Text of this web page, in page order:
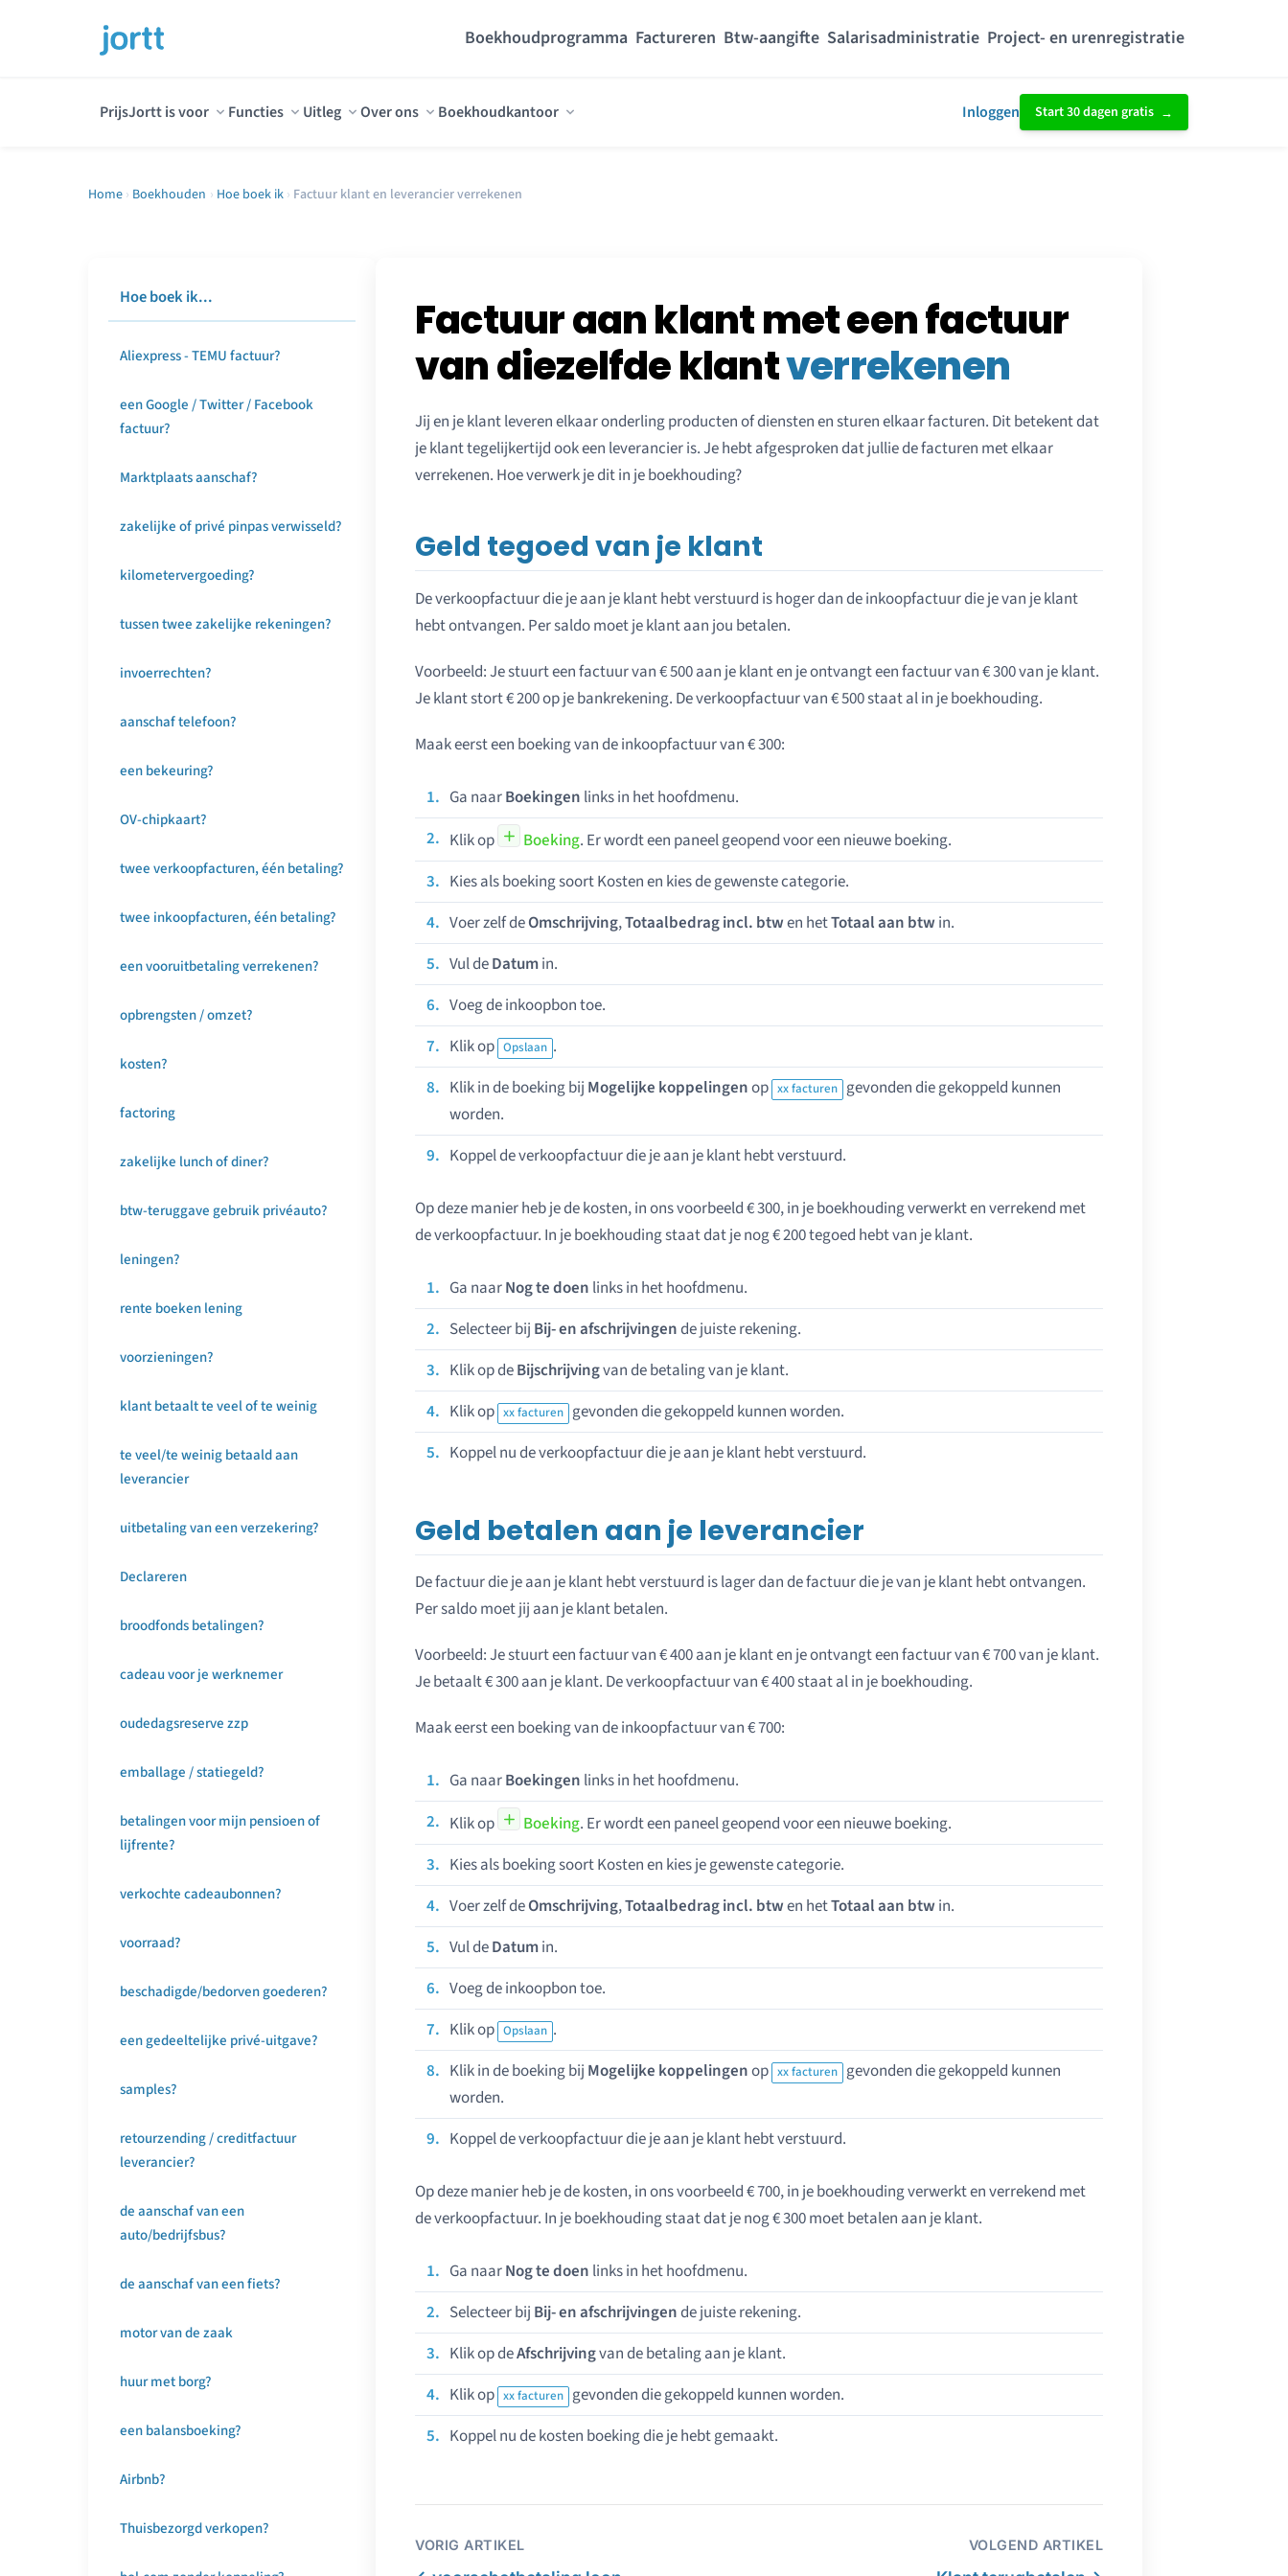
Boekhoudprogramma Factureren Btw-aangifte Salarisadministratie Project- en urenregistratie
PrijsJortt is voor Functies Uitleg Over ons Boekhoudkantoor Inloggen Start 30 dagen gratis
Home › Boekhouden › Hoe boek ik › Factuur klant en leverancier verrekenen
Hoe boek ik...
Aliexpress - TEMU factuur?
een Google / Twitter / Facebook
factuur?
Marktplaats aanschaf?
zakelijke of privé pinpas verwisseld?
kilometervergoeding?
tussen twee zakelijke rekeningen?
invoerrechten?
aanschaf telefoon?
een bekeuring?
OV-chipkaart?
twee verkoopfacturen, één betaling?
twee inkoopfacturen, één betaling?
een vooruitbetaling verrekenen?
opbrengsten / omzet?
kosten?
factoring
zakelijke lunch of diner?
btw-teruggave gebruik privéauto?
leningen?
rente boeken lening
voorzieningen?
klant betaalt te veel of te weinig
te veel/te weinig betaald aan
leverancier
uitbetaling van een verzekering?
Declareren
broodfonds betalingen?
cadeau voor je werknemer
oudedagsreserve zzp
emballage / statiegeld?
betalingen voor mijn pensioen of
lijfrente?
verkochte cadeaubonnen?
voorraad?
beschadigde/bedorven goederen?
een gedeeltelijke privé-uitgave?
samples?
retourzending / creditfactuur
leverancier?
de aanschaf van een
auto/bedrijfsbus?
de aanschaf van een fiets?
motor van de zaak
huur met borg?
een balansboeking?
Airbnb?
Thuisbezorgd verkopen?
Factuur aan klant met een factuur
van diezelfde klantverrekenen
Jij en je klant leveren elkaar onderling producten of diensten en sturen elkaar facturen. Dit betekent dat
je klant tegelijkertijd ook een leverancier is. Je hebt afgesproken dat jullie de facturen met elkaar
verrekenen. Hoe verwerk je dit in je boekhouding?
Geld tegoed van je klant
De verkoopfactuur die je aan je klant hebt verstuurd is hoger dan de inkoopfactuur die je van je klant
hebt ontvangen. Per saldo moet je klant aan jou betalen.
Voorbeeld: Je stuurt een factuur van € 500 aan je klant en je ontvangt een factuur van € 300 van je klant.
Je klant stort € 200 op je bankrekening. De verkoopfactuur van € 500 staat al in je boekhouding.
Maak eerst een boeking van de inkoopfactuur van € 300:
Ga naarBoekingen links in het hoofdmenu.
Klik op
Boeking. Er wordt een paneel geopend voor een nieuwe boeking.
Kies als boeking soort Kosten en kies de gewenste categorie.
Voer zelf deOmschrijving,Totaalbedrag incl. btwen hetTotaal aan btw in.
Vul deDatumin.
Voeg de inkoopbon toe.
Klik op Opslaan .
Klik in de boeking bij Mogelijke koppelingenop xx facturen gevonden die gekoppeld kunnen
worden.
Koppel de verkoopfactuur die je aan je klant hebt verstuurd.
Op deze manier heb je de kosten, in ons voorbeeld € 300, in je boekhouding verwerkt en verrekend met
de verkoopfactuur. In je boekhouding staat dat je nog € 200 tegoed hebt van je klant.
Ga naarNog te doen links in het hoofdmenu.
Selecteer bij Bij- en afschrijvingende juiste rekening.
Klik op deBijschrijvingvan de betaling van je klant.
Klik op xx facturen gevonden die gekoppeld kunnen worden.
Koppel nu de verkoopfactuur die je aan je klant hebt verstuurd.
Geld betalen aan je leverancier
De factuur die je aan je klant hebt verstuurd is lager dan de factuur die je van je klant hebt ontvangen.
Per saldo moet jij aan je klant betalen.
Voorbeeld: Je stuurt een factuur van € 400 aan je klant en je ontvangt een factuur van € 700 van je klant.
Je betaalt € 300 aan je klant. De verkoopfactuur van € 400 staat al in je boekhouding.
Maak eerst een boeking van de inkoopfactuur van € 700:
Ga naarBoekingen links in het hoofdmenu.
Klik op
Boeking. Er wordt een paneel geopend voor een nieuwe boeking.
Kies als boeking soort Kosten en kies je gewenste categorie.
Voer zelf deOmschrijving,Totaalbedrag incl. btwen hetTotaal aan btw in.
Vul deDatumin.
Voeg de inkoopbon toe.
Klik op Opslaan .
Klik in de boeking bij Mogelijke koppelingenop xx facturen gevonden die gekoppeld kunnen
worden.
Koppel de verkoopfactuur die je aan je klant hebt verstuurd.
Op deze manier heb je de kosten, in ons voorbeeld € 700, in je boekhouding verwerkt en verrekend met
de verkoopfactuur. In je boekhouding staat dat je nog € 300 moet betalen aan je klant.
Ga naarNog te doen links in het hoofdmenu.
Selecteer bij Bij- en afschrijvingende juiste rekening.
Klik op deAfschrijvingvan de betaling aan je klant.
Klik op xx facturen gevonden die gekoppeld kunnen worden.
Koppel nu de kosten boeking die je hebt gemaakt.
VORIG ARTIKEL VOLGEND ARTIKEL